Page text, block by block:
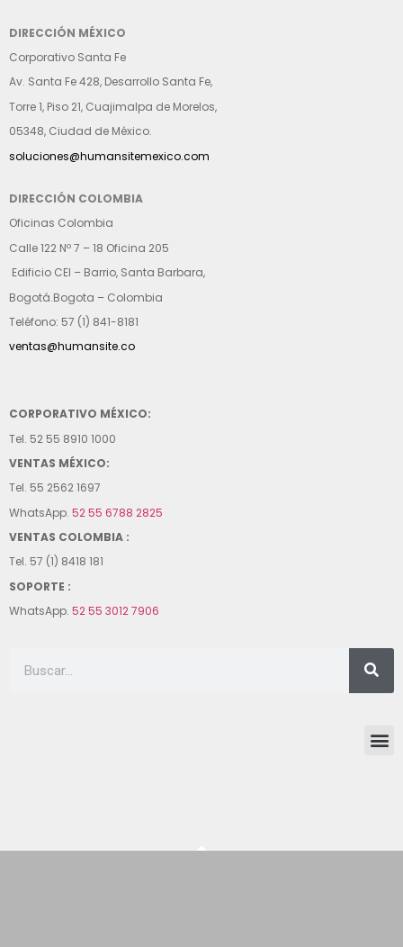
DIRECCIÓN MÉXICO
Corporativo Santa Fe
Av. Santa Fe 428, Desarrollo Santa Fe,
Torre 1, Piso 21, Cuajimalpa de Morelos,
05348, Ciudad de México.
soluciones@humansitemexico.com
DIRECCIÓN COLOMBIA
Oficinas Colombia
Calle 122 Nº 7 – 18 Oficina 205
Edificio CEI – Barrio, Santa Barbara,
Bogotá.Bogota – Colombia
Teléfono: 57 (1) 841-8181
ventas@humansite.co
CORPORATIVO MÉXICO:
Tel. 52 55 8910 1000
VENTAS MÉXICO:
Tel. 55 2562 1697
WhatsApp. 52 55 6788 2825
VENTAS COLOMBIA :
Tel. 57 (1) 8418 181
SOPORTE :
WhatsApp. 52 55 3012 7906